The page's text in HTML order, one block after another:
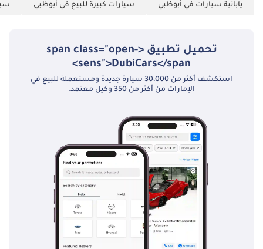
يابانية سيارات في أبوظبي سيارات كبيرة للبيع في أبوظبي
تحميل تطبيق <span class="open-
sens">DubiCars</span>
استكشف أكثر من 30،000 سيارة جديدة ومستعملة للبيع في
الإمارات من أكثر من 350 وكيل معتمد.